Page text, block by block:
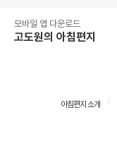
모바일 앱 다운로드
고도원의 아침편지
아침편지 소개